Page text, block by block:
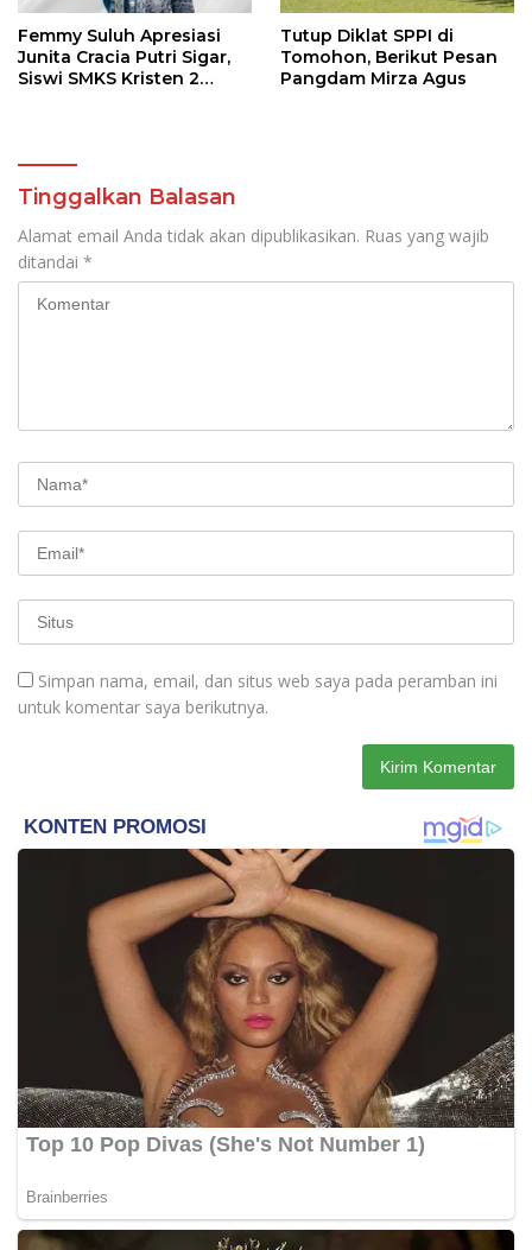
Femmy Suluh Apresiasi
Junita Cracia Putri Sigar,
Siswi SMKS Kristen 2
Tutup Diklat SPPI di
Tomohon, Berikut Pesan
Pangdam Mirza Agus
Tinggalkan Balasan
Alamat email Anda tidak akan dipublikasikan. Ruas yang wajib
ditandai *
Simpan nama, email, dan situs web saya pada peramban ini
untuk komentar saya berikutnya.